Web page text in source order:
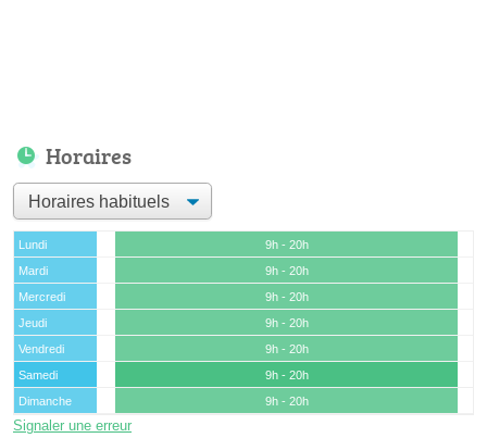
Horaires
Lundi
9h - 20h
Mardi
9h - 20h
Mercredi
9h - 20h
Jeudi
9h - 20h
Vendredi
9h - 20h
Samedi
9h - 20h
Dimanche
9h - 20h
Signaler une erreur